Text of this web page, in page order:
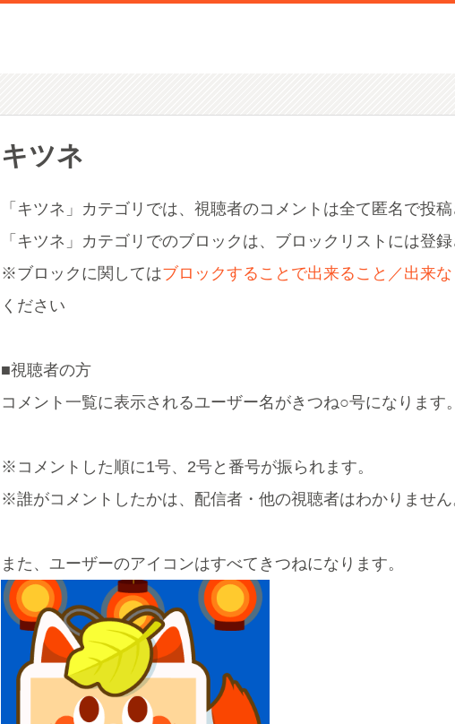
キツネ
「キツネ」カテゴリでは、視聴者のコメントは全て匿名で投稿
「キツネ」カテゴリでのブロックは、ブロックリストには登録
※ブロックに関してはブロックすることで出来ること／出来な
ください
■視聴者の方
コメント一覧に表示されるユーザー名がきつね○号になります。
※コメントした順に1号、2号と番号が振られます。
※誰がコメントしたかは、配信者・他の視聴者はわかりません
また、ユーザーのアイコンはすべてきつねになります。